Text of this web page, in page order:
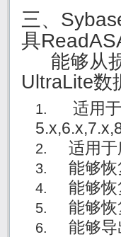
三、
具
能够从
UltraLite数
适用
适用于
能够恢
能够恢
能够恢
能够导